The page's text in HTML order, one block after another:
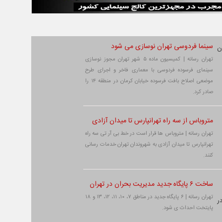
سینما فردوسی تهران نوسازی می شود
تهران رسانه | کمیسیون ماده ۵ شهر تهران مجوز نوسازی
سینمای فرسوده فردوسی با معماری فاخر و اجرای طرح
موضعی اصلاح بافت فرسوده خیابان کرمان در منطقه ۱۴ را
صادر کرد.
متروباس از سه راه تهرانپارس تا میدان آزادی
تهران رسانه | متروباس ها قرار است در خط بی آر تی سه راه
تهرانپارس تا میدان آزادی به شهروندان تهران خدمات رسانی
کنند.
ساخت ۶ پایگاه جدید مدیریت بحران در تهران
تهران رسانه | ۶ پایگاه جدید در مناطق ۷، ۱۰، ۱۱، ۱۲، ۱۳ و ۱۸
پایتخت احداث ی شود.